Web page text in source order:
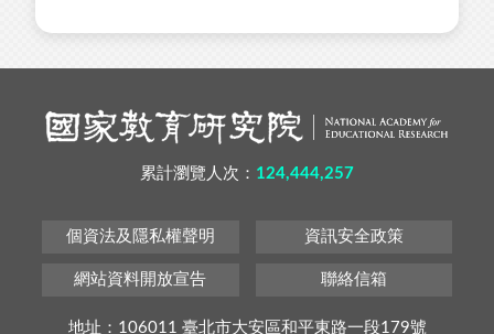
累計瀏覽人次： 124,444,257
個資法及隱私權聲明 資訊安全政策
網站資料開放宣告 聯絡信箱
地址：106011 臺北市大安區和平東路一段179號